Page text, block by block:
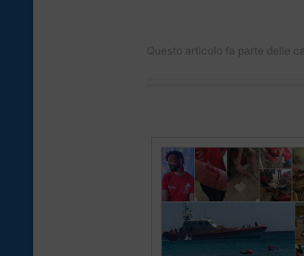
Questo articolo fa parte delle